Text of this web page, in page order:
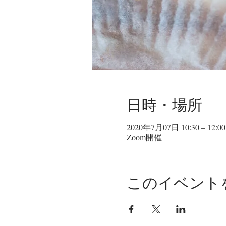
日時・場所
2020年7月07日 10:30 – 12:00
Zoom開催
このイベント